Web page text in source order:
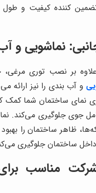
کننده کیفیت و طول
نماشویی و
بر نصب توری مرغی،
و آب بندی را نیز ارائه
نمای ساختمان شما کمک
جوی جلوگیری می‌کند.
ظاهر ساختمان را
داخل ساختمان جلوگیری
مناسب